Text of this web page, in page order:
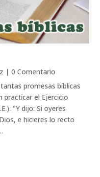
| 0 Comentario
promesas bíblicas
practicar el Ejercicio
"Y dijo: Si oyeres
e hicieres lo recto